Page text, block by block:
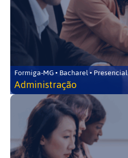
Formiga-MG • Bacharel • Presencial
Administração